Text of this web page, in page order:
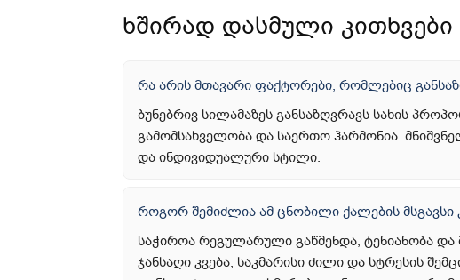
ხშირად დასმული კითხვები
რა არის მთავარი ფაქტორები, რომლებიც
ბუნებრივ სილამაზეს განსაზღვრავს სახის
გამომსახველობა და საერთო ჰარმონია.
და ინდივიდუალური სტილი.
როგორ შემიძლია ამ ცნობილი ქალების მსგავსი
საჭიროა რეგულარული გაწმენდა, ტენიანობა და
ჯანსაღი კვება, საკმარისი ძილი და სტრესის